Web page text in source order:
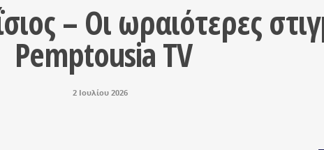
– Οι ωραιότερες
Pemptousia TV
2 Ιουλίου 2026